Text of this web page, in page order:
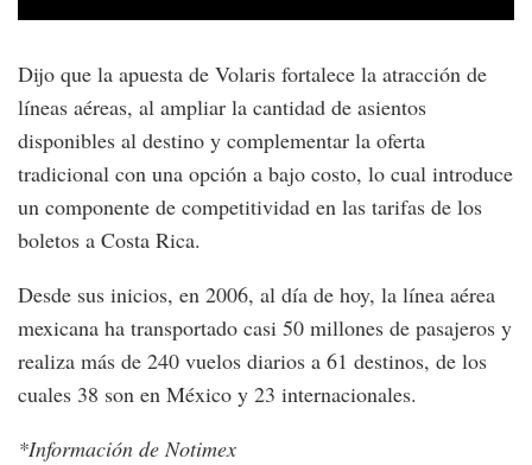
Dijo que la apuesta de Volaris fortalece la atracción de
líneas aéreas, al ampliar la cantidad de asientos
disponibles al destino y complementar la oferta
tradicional con una opción a bajo costo, lo cual introduce
un componente de competitividad en las tarifas de los
boletos a Costa Rica.
Desde sus inicios, en 2006, al día de hoy, la línea aérea
mexicana ha transportado casi 50 millones de pasajeros y
realiza más de 240 vuelos diarios a 61 destinos, de los
cuales 38 son en México y 23 internacionales.
*Información de Notimex